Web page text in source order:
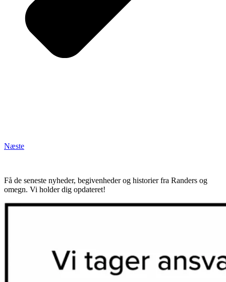
Næste
Få de seneste nyheder, begivenheder og historier fra Randers og
omegn. Vi holder dig opdateret!